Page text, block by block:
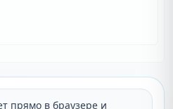
прямо в браузере и